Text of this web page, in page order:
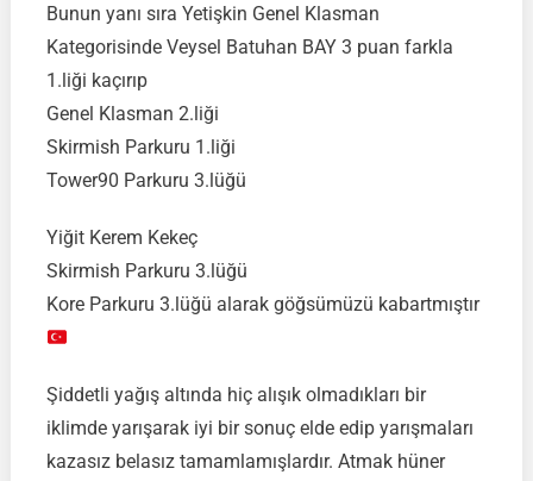
Bunun yanı sıra Yetişkin Genel Klasman
Kategorisinde Veysel Batuhan BAY 3 puan farkla
1.liği kaçırıp
Genel Klasman 2.liği
Skirmish Parkuru 1.liği
Tower90 Parkuru 3.lüğü
Yiğit Kerem Kekeç
Skirmish Parkuru 3.lüğü
Kore Parkuru 3.lüğü alarak göğsümüzü kabartmıştır
Şiddetli yağış altında hiç alışık olmadıkları bir
iklimde yarışarak iyi bir sonuç elde edip yarışmaları
kazasız belasız tamamlamışlardır. Atmak hüner